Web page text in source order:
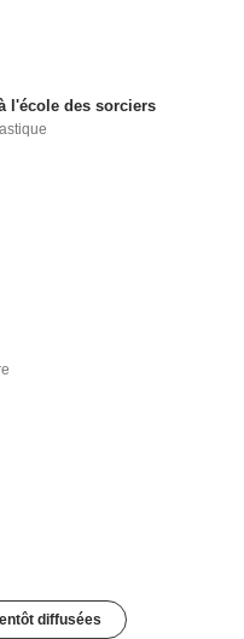
l'école des sorciers
diffusées